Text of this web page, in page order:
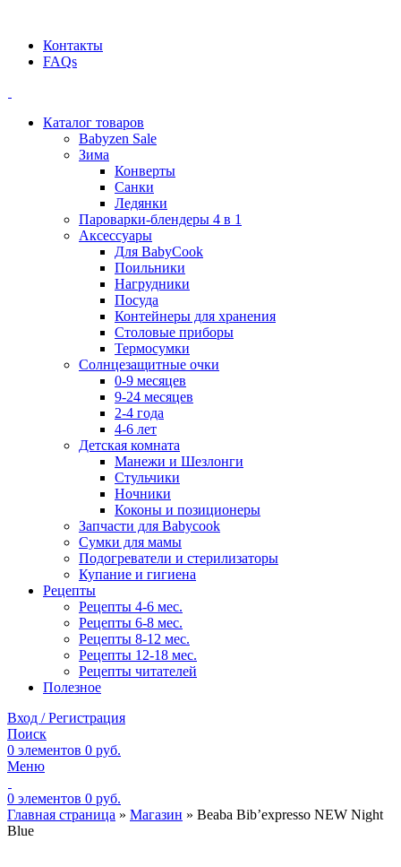
Контакты
FAQs
Каталог товаров
Babyzen Sale
Зима
Конверты
Санки
Ледянки
Пароварки-блендеры 4 в 1
Аксессуары
Для BabyCook
Поильники
Нагрудники
Посуда
Контейнеры для хранения
Столовые приборы
Термосумки
Солнцезащитные очки
0-9 месяцев
9-24 месяцев
2-4 года
4-6 лет
Детская комната
Манежи и Шезлонги
Стульчики
Ночники
Коконы и позиционеры
Запчасти для Babycook
Сумки для мамы
Подогреватели и стерилизаторы
Купание и гигиена
Рецепты
Рецепты 4-6 мес.
Рецепты 6-8 мес.
Рецепты 8-12 мес.
Рецепты 12-18 мес.
Рецепты читателей
Полезное
Вход / Регистрация
Поиск
0 элементов 0 руб.
Меню
0 элементов 0 руб.
Главная страница » Магазин » Beaba Bib’expresso NEW Night
Blue